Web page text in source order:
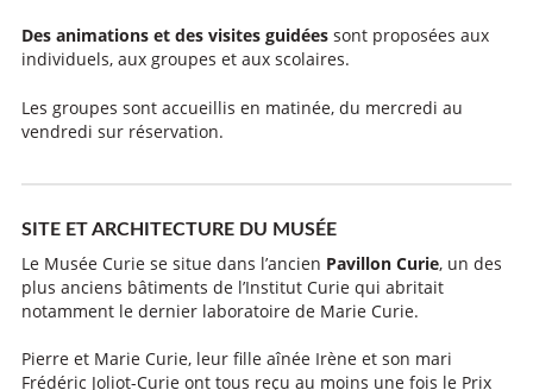
Des animations et des visites guidées sont proposées aux
individuels, aux groupes et aux scolaires.
Les groupes sont accueillis en matinée, du mercredi au
vendredi sur réservation.
SITE ET ARCHITECTURE DU MUSÉE
Le Musée Curie se situe dans l’ancien Pavillon Curie, un des
plus anciens bâtiments de l’Institut Curie qui abritait
notamment le dernier laboratoire de Marie Curie.
Pierre et Marie Curie, leur fille aînée Irène et son mari
Frédéric Joliot-Curie ont tous reçu au moins une fois le Prix